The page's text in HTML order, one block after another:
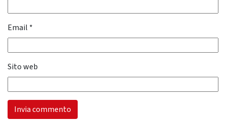
Email *
Sito web